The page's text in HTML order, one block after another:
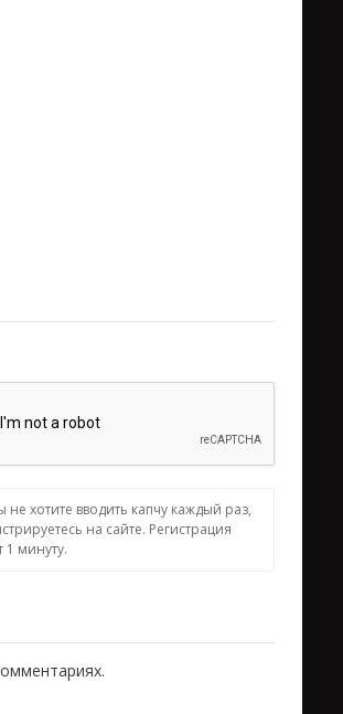
не хотите вводить капчу каждый раз,
на сайте. Регистрация
1 минуту.